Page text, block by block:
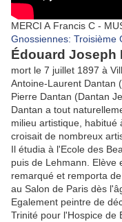
MERCI A Francis C -
Gnossiennes: Troisième
Édouard Joseph
mort le 7 juillet 1897 à
Antoine-Laurent Dantan
Pierre Dantan (Dantan
Dantan a tout
milieu artistique,
croisait de nombreux
Il étudia à l'Ecole des
puis de Lehmann. Elève
remarqué et remporta
au Salon de Paris dès
Egalement peintre de
Trinité pour l'Hospice de